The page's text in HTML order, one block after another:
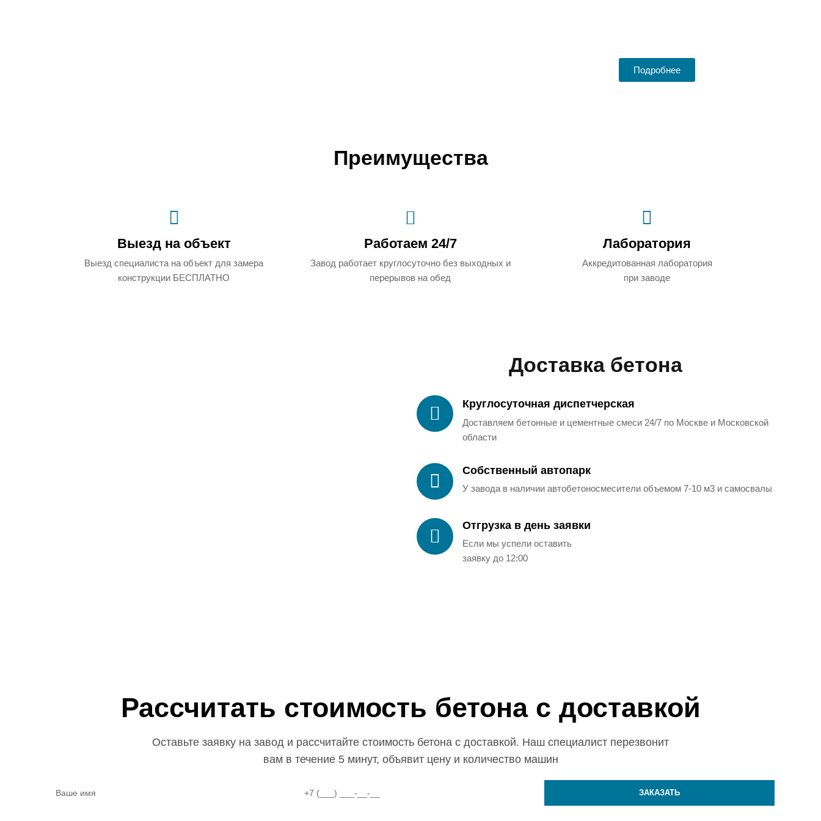
Подробнее
Преимущества
Выезд на объект
Выезд специалиста на объект для замера
конструкции БЕСПЛАТНО
Работаем 24/7
Завод работает круглосуточно без выходных и
перерывов на обед
Лаборатория
Аккредитованная лаборатория
при заводе
Доставка бетона
Круглосуточная диспетчерская
Доставляем бетонные и цементные смеси 24/7 по Москве и Московской
области
Собственный автопарк
У завода в наличии автобетоносмесители объемом 7-10 м3 и самосвалы
Отгрузка в день заявки
Если мы успели оставить
заявку до 12:00
Рассчитать стоимость бетона с доставкой
Оставьте заявку на завод и рассчитайте стоимость бетона с доставкой. Наш специалист перезвонит
вам в течение 5 минут, объявит цену и количество машин